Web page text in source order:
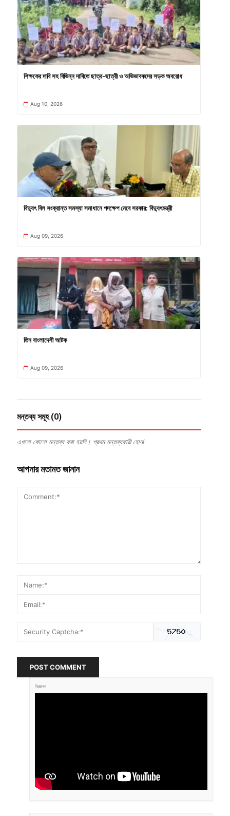
শিক্ষকের দাবি সহ বিভিন্ন দাবিতে ছাত্র-ছাত্রী ও অভিভাবকদের সড়ক অবরোধ
Aug 10, 2026
বিদ্যুৎ বিল সংক্রান্ত সমস্যা সমাধানে পদক্ষেপ নেবে সরকার: বিদ্যুৎমন্ত্রী
Aug 09, 2026
তিন বাংলাদেশী আটক
Aug 09, 2026
মন্তব্য সমূহ (0)
এখনো কোনো মন্তব্য করা হয়নি। প্রথম মন্তব্যকারী হোন!
আপনার মতামত জানান
POST COMMENT
বিজ্ঞাপন